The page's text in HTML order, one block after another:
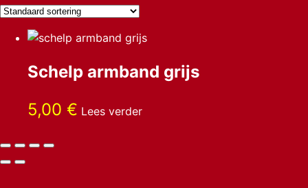
Schelp armband grijs
5,00 € Lees verder